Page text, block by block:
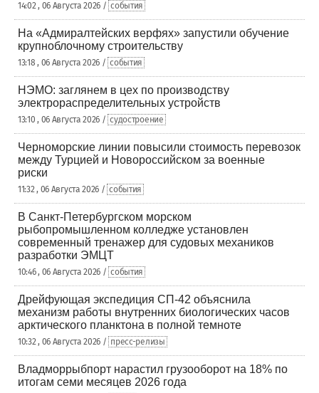
14:02 , 06 Августа 2026 / события
На «Адмиралтейских верфях» запустили обучение
крупноблочному строительству
13:18 , 06 Августа 2026 / события
НЭМО: заглянем в цех по производству
электрораспределительных устройств
13:10 , 06 Августа 2026 / судостроение
Черноморские линии повысили стоимость перевозок
между Турцией и Новороссийском за военные
риски
11:32 , 06 Августа 2026 / события
В Санкт-Петербургском морском
рыбопромышленном колледже установлен
современный тренажер для судовых механиков
разработки ЭМЦТ
10:46 , 06 Августа 2026 / события
Дрейфующая экспедиция СП-42 объяснила
механизм работы внутренних биологических часов
арктического планктона в полной темноте
10:32 , 06 Августа 2026 / пресс-релизы
Владморрыбпорт нарастил грузооборот на 18% по
итогам семи месяцев 2026 года